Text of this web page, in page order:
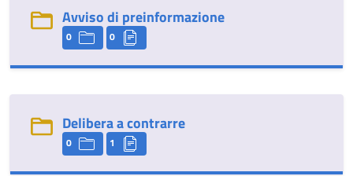
Avviso di preinformazione
0 0
Delibera a contrarre
0 1